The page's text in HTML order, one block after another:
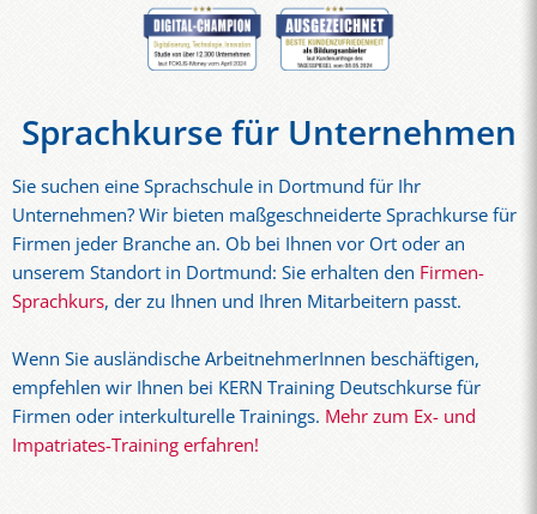
Sprachkurse für Unternehmen
Sie suchen eine Sprachschule in Dortmund für Ihr
Unternehmen? Wir bieten maßgeschneiderte Sprachkurse für
Firmen jeder Branche an. Ob bei Ihnen vor Ort oder an
unserem Standort in Dortmund: Sie erhalten den Firmen-
Sprachkurs, der zu Ihnen und Ihren Mitarbeitern passt.
Wenn Sie ausländische ArbeitnehmerInnen beschäftigen,
empfehlen wir Ihnen bei KERN Training Deutschkurse für
Firmen oder interkulturelle Trainings. Mehr zum Ex- und
Impatriates-Training erfahren!